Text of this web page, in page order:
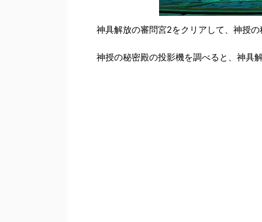
神具解放の審問宮2をクリアして、神授
神授の秘密殿の投影機を調べると、神具